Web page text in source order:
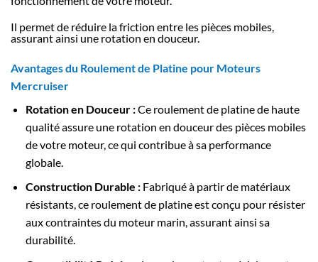
Il permet de réduire la friction entre les pièces mobiles,
assurant ainsi une rotation en douceur.
Avantages du Roulement de Platine pour Moteurs
Mercruiser
Rotation en Douceur :Ce roulement de platine de haute
qualité assure une rotation en douceur des pièces mobiles
de votre moteur, ce qui contribue à sa performance
globale.
Construction Durable :Fabriqué à partir de matériaux
résistants, ce roulement de platine est conçu pour résister
aux contraintes du moteur marin, assurant ainsi sa
durabilité.